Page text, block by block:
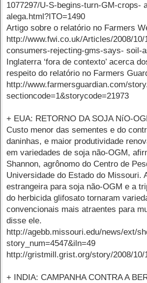
1077297/U-S-begins-turn-GM-crops-
alega.html?ITO=1490
Artigo sobre o relatório no Farmers
http://www.fwi.co.uk/Articles/2008/10/
consumers-rejecting-gms-says- soil-
Inglaterra ‘fora de contexto’ acerca
respeito do relatório no Farmers
http://www.farmersguardian.com/
sectioncode=1&storycode=21973
+ EUA: RETORNO DA SOJA NíO-
Custo menor das sementes e do
daninhas, e maior produtividade
em variedades de soja não-OGM,
Shannon, agrônomo do Centro de
Universidade do Estado do Missouri.
estrangeira para soja não-OGM e a
do herbicida glifosato tornaram
convencionais mais atraentes para
disse ele.
http://agebb.missouri.edu/news/ext/
story_num=4547&iln=49
http://gristmill.grist.org/story/2008/10/
+ INDIA: CAMPANHA CONTRA A